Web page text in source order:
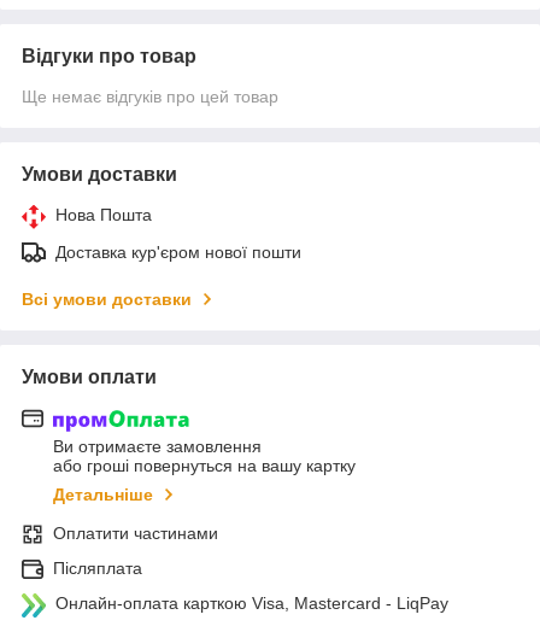
Відгуки про товар
Ще немає відгуків про цей товар
Умови доставки
Нова Пошта
Доставка кур'єром нової пошти
Всі умови доставки
Умови оплати
Ви отримаєте замовлення
або гроші повернуться на вашу картку
Детальніше
Оплатити частинами
Післяплата
Онлайн-оплата карткою Visa, Mastercard - LiqPay